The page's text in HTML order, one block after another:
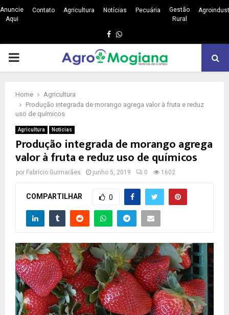
Anuncie
Aqui
Contato Agricultura Notícias Pecuária
Gestão
Rural
Facebook
Whatsapp
PRIMARY
Home
Agricultura
Produção integrada de morango agrega valor à fruta e reduz
uso de químicos
Agricultura Notícias
Produção integrada de morango agrega
valor à fruta e reduz uso de químicos
por Fabrício Guimarães junho 5, 2019 0 1602
COMPARTILHAR 0